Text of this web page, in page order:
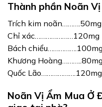
Thành phần Noãn
Trích kim noãn……….50mg
Chỉ xác…………………120mg
Bách
Khương
Quốc Lão……………….120mg
Noãn Vị Ẩm Mua Ở